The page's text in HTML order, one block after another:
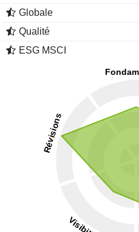
Globale
Qualité
ESG MSCI